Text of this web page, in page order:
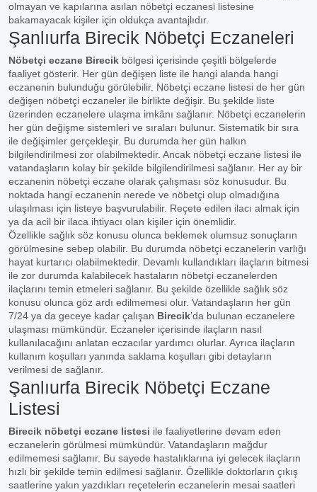
olmayan ve kapılarına asılan nöbetçi eczanesi listesine
bakamayacak kişiler için oldukça avantajlıdır.
Şanlıurfa Birecik Nöbetçi Eczaneleri
Nöbetçi eczane Birecik bölgesi içerisinde çeşitli bölgelerde
faaliyet gösterir. Her gün değişen liste ile hangi alanda hangi
eczanenin bulunduğu görülebilir. Nöbetçi eczane listesi de her gün
değişen nöbetçi eczaneler ile birlikte değişir. Bu şekilde liste
üzerinden eczanelere ulaşma imkânı sağlanır. Nöbetçi eczanelerin
her gün değişme sistemleri ve sıraları bulunur. Sistematik bir sıra
ile değişimler gerçekleşir. Bu durumda her gün halkın
bilgilendirilmesi zor olabilmektedir. Ancak nöbetçi eczane listesi ile
vatandaşların kolay bir şekilde bilgilendirilmesi sağlanır. Her ay bir
eczanenin nöbetçi eczane olarak çalışması söz konusudur. Bu
noktada hangi eczanenin nerede ve nöbetçi olup olmadığına
ulaşılması için listeye başvurulabilir. Reçete edilen ilacı almak için
ya da acil bir ilaca ihtiyacı olan kişiler için önemlidir.
Özellikle sağlık söz konusu olunca beklemek olumsuz sonuçların
görülmesine sebep olabilir. Bu durumda nöbetçi eczanelerin varlığı
hayat kurtarıcı olabilmektedir. Devamlı kullandıkları ilaçların bitmesi
ile zor durumda kalabilecek hastaların nöbetçi eczanelerden
ilaçlarını temin etmeleri sağlanır. Bu şekilde özellikle sağlık söz
konusu olunca göz ardı edilmemesi olur. Vatandaşların her gün
7/24 ya da geceye kadar çalışan Birecik’da bulunan eczanelere
ulaşması mümkündür. Eczaneler içerisinde ilaçların nasıl
kullanılacağını anlatan eczacılar yardımcı olurlar. Ayrıca ilaçların
kullanım koşulları yanında saklama koşulları gibi detayların
verilmesi de sağlanır.
Şanlıurfa Birecik Nöbetçi Eczane
Listesi
Birecik nöbetçi eczane listesi ile faaliyetlerine devam eden
eczanelerin görülmesi mümkündür. Vatandaşların mağdur
edilmemesi sağlanır. Bu sayede hastalıklarına iyi gelecek ilaçların
hızlı bir şekilde temin edilmesi sağlanır. Özellikle doktorların çıkış
saatlerine yakın yazdıkları reçetelerin eczanelerin mesai saatleri